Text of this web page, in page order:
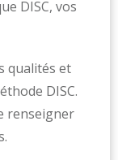
DISC, vos
qualités et
DISC.
renseigner